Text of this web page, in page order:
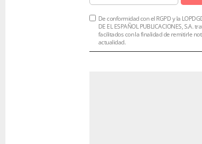
De conformidad con el RGPD y la
DE EL ESPAÑOL PUBLICACIONES, S.A.
facilitados con la finalidad de remitirle
actualidad.